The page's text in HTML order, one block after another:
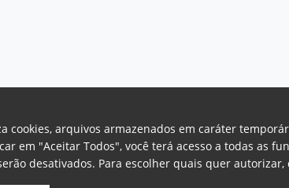
do Estado do Ceará Procuradoria Geral de Justiça
cookies, arquivos armazenados em caráter
em "Aceitar Todos", você terá acesso a todas as
desativados. Para escolher quais quer